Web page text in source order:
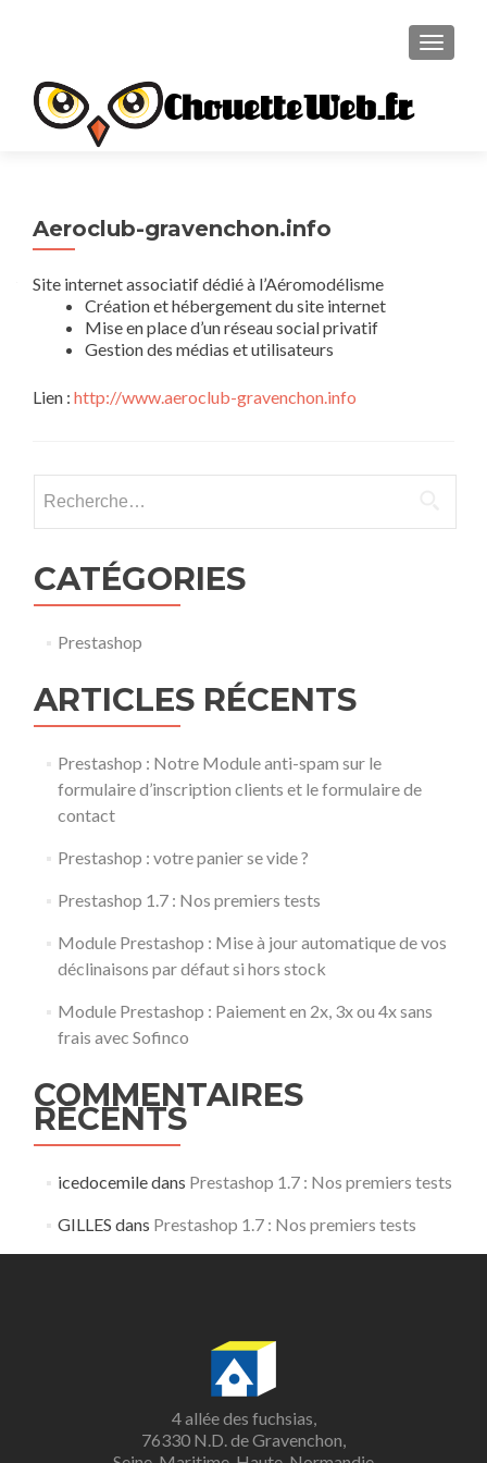
ChouetteWeb.fr
Aeroclub-gravenchon.info
Site internet associatif dédié à l’Aéromodélisme
Création et hébergement du site internet
Mise en place d’un réseau social privatif
Gestion des médias et utilisateurs
Lien : http://www.aeroclub-gravenchon.info
CATÉGORIES
Prestashop
ARTICLES RÉCENTS
Prestashop : Notre Module anti-spam sur le
formulaire d’inscription clients et le formulaire de
contact
Prestashop : votre panier se vide ?
Prestashop 1.7 : Nos premiers tests
Module Prestashop : Mise à jour automatique de vos
déclinaisons par défaut si hors stock
Module Prestashop : Paiement en 2x, 3x ou 4x sans
frais avec Sofinco
COMMENTAIRES
RÉCENTS
icedocemiledans Prestashop 1.7 : Nos premiers tests
GILLES dans Prestashop 1.7 : Nos premiers tests
4 allée des fuchsias,
76330 N.D. de Gravenchon,